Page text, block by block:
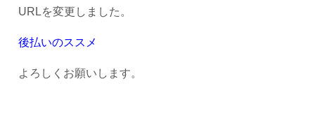
URLを変更しました。
後払いのススメ
よろしくお願いします。